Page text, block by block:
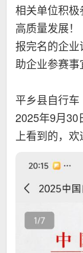
相关单位积
高质量发展！
报完名的企
助企业参赛事
平乡县自行
2025年9月30
上看到的，欢